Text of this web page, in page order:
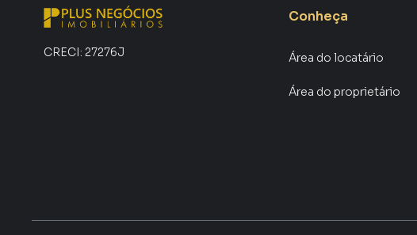
CRECI: 27276J
Conheça
Área do locatário
Área do proprietário